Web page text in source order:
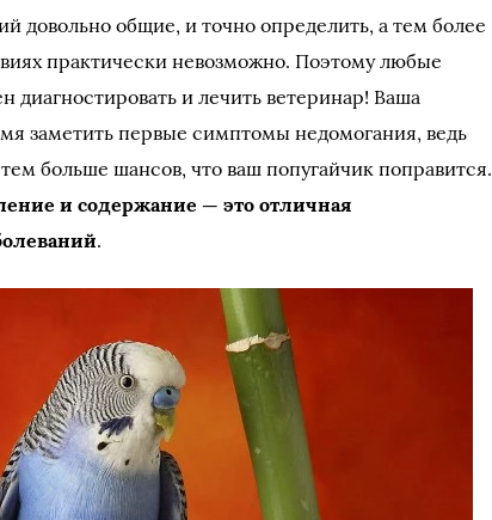
довольно общие, и точно определить, а тем более
практически невозможно. Поэтому любые
диагностировать и лечить ветеринар! Ваша
заметить первые симптомы недомогания, ведь
больше шансов, что ваш попугайчик поправится.
и содержание — это отличная
.